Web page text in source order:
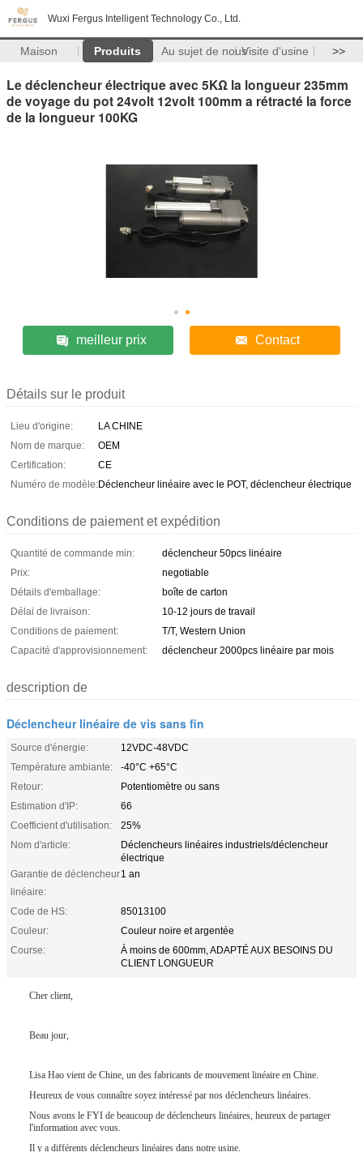
Wuxi Fergus Intelligent Technology Co., Ltd.
Maison Produits Au sujet de nousVisite d'usine >>
Le déclencheur électrique avec 5KΩ la longueur 235mm
de voyage du pot 24volt 12volt 100mm a rétracté la force
de la longueur 100KG
meilleur prix Contact
Détails sur le produit
Lieu d'origine:
LA CHINE
Nom de marque:
OEM
Certification:
CE
Numéro de modèle:Déclencheur linéaire avec le POT, déclencheur électrique
Conditions de paiement et expédition
Quantité de commande min:
déclencheur 50pcs linéaire
Prix:
negotiable
Détails d'emballage:
boîte de carton
Délai de livraison:
10-12 jours de travail
Conditions de paiement:
T/T, Western Union
Capacité d'approvisionnement:
déclencheur 2000pcs linéaire par mois
description de
Déclencheur linéaire de vis sans fin
Source d'énergie:
12VDC-48VDC
Température ambiante:
-40°C +65°C
Retour:
Potentiomètre ou sans
Estimation d'IP:
66
Coefficient d'utilisation:
25%
Nom d'article:
Déclencheurs linéaires industriels/déclencheur
électrique
Garantie de déclencheur
linéaire:
1 an
Code de HS:
85013100
Couleur:
Couleur noire et argentée
Course:
À moins de 600mm, ADAPTÉ AUX BESOINS DU
CLIENT LONGUEUR
Cher client,
Beau jour,
Lisa Hao vient de Chine, un des fabricants de mouvement linéaire en Chine.
Heureux de vous connaître soyez intéressé par nos déclencheurs linéaires.
Nous avons le FYI de beaucoup de déclencheurs linéaires, heureux de partager
l'information avec vous.
Il y a différents déclencheurs linéaires dans notre usine.